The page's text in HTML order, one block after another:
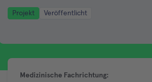
Projekt Veröffentlicht
Medizinische Fachrichtung: